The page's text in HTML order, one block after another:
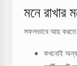
মনে রাখার
সফলভাবে আয় করতে
কখনোই অন্য